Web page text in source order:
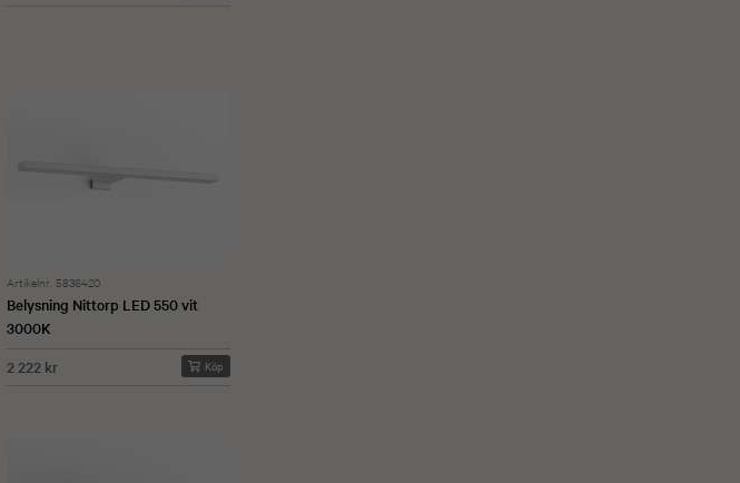
Artikelnr. 5836420
Belysning Nittorp LED 550 vit
3000K
2 222 kr
Köp